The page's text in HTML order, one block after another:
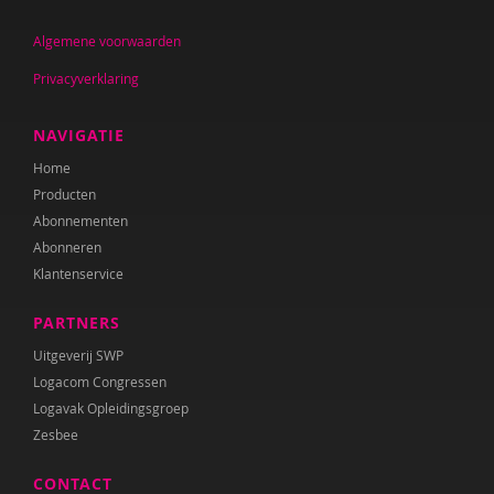
Eva Maréchal
Geraldina Metselaar
Karin van der Meulen
Leontien Noorlander
Evelyne Pauwels
Ilse Raasing
Anouk Schouten
Esther Smid
Rosa Suikers
Esmeralda Sweeris
Algemene voorwaarden
Privacyverklaring
NAVIGATIE
Home
Producten
Abonnementen
Abonneren
Klantenservice
PARTNERS
Uitgeverij SWP
Logacom Congressen
Logavak Opleidingsgroep
Zesbee
CONTACT